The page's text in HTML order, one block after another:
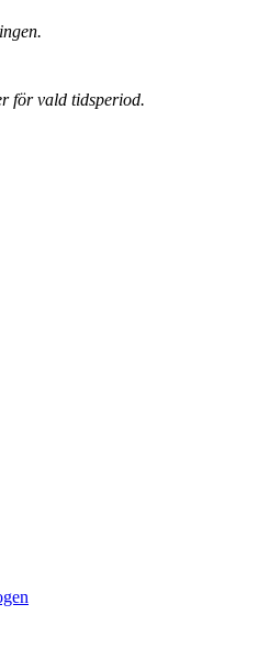
för vald tidsperiod.